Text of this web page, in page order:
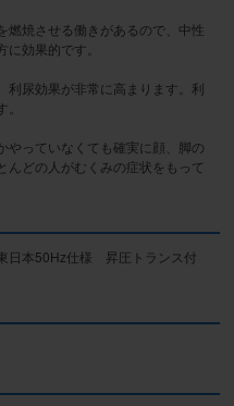
燃焼させる働きがあるので、中性
効果的です。
利尿効果が非常に高まります。利
やっていなくても確実に顔、脚の
んどの人がむくみの症状をもって
日本50Hz仕様　昇圧トランス付